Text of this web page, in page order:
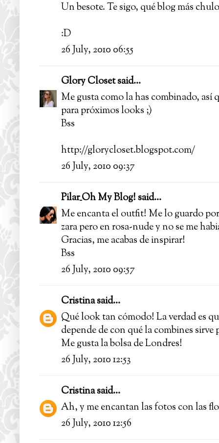
Un besote. Te sigo, qué blog más chulo
:D
26 July, 2010 06:55
Glory Closetsaid...
Me gusta como la has combinado,
para próximos looks ;)
Bss
http://glorycloset.blogspot.com/
26 July, 2010 09:37
Pilar_Oh My Blog! said...
Me encanta el outfit! Me lo guardo
zara pero en rosa-nude y no se me
Gracias, me acabas de inspirar!
Bss
26 July, 2010 09:57
Cristinasaid...
Qué look tan cómodo! La verdad es
depende de con qué la combines
Me gusta la bolsa de Londres!
26 July, 2010 12:53
Cristinasaid...
Ah, y me encantan las fotos con las
26 July, 2010 12:56